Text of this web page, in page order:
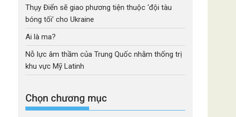
Thụy Điển sẽ giao phương tiện thuộc ‘đội tàu
bóng tối’ cho Ukraine
Ai là ma?
Nỗ lực âm thầm của Trung Quốc nhằm thống trị
khu vực Mỹ Latinh
Chọn chương mục